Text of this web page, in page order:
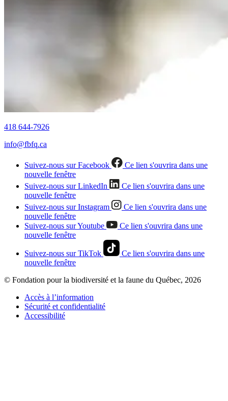
418 644-7926
info@fbfq.ca
Suivez-nous sur Facebook
Ce lien s'ouvrira dans une
nouvelle fenêtre
Suivez-nous sur LinkedIn
Ce lien s'ouvrira dans une
nouvelle fenêtre
Suivez-nous sur Instagram
Ce lien s'ouvrira dans une
nouvelle fenêtre
Suivez-nous sur Youtube
Ce lien s'ouvrira dans une
nouvelle fenêtre
Suivez-nous sur TikTok
Ce lien s'ouvrira dans une
nouvelle fenêtre
© Fondation pour la biodiversité et la faune du Québec, 2026
Accès à l’information
Sécurité et confidentialité
Accessibilité